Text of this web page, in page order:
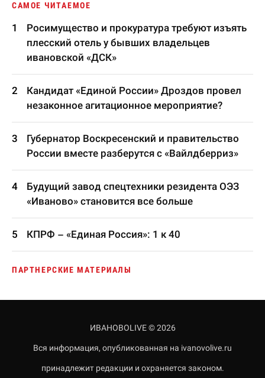
САМОЕ ЧИТАЕМОЕ
Росимущество и прокуратура требуют изъять
плесский отель у бывших владельцев
ивановской «ДСК»
Кандидат «Единой России» Дроздов провел
незаконное агитационное мероприятие?
Губернатор Воскресенский и правительство
России вместе разберутся с «Вайлдберриз»
Будущий завод спецтехники резидента ОЭЗ
«Иваново» становится все больше
КПРФ – «Единая Россия»: 1 к 40
ПАРТНЕРСКИЕ МАТЕРИАЛЫ
ИВАНОВОLIVE © 2026
Вся информация, опубликованная на ivanovolive.ru
принадлежит редакции и охраняется законом.